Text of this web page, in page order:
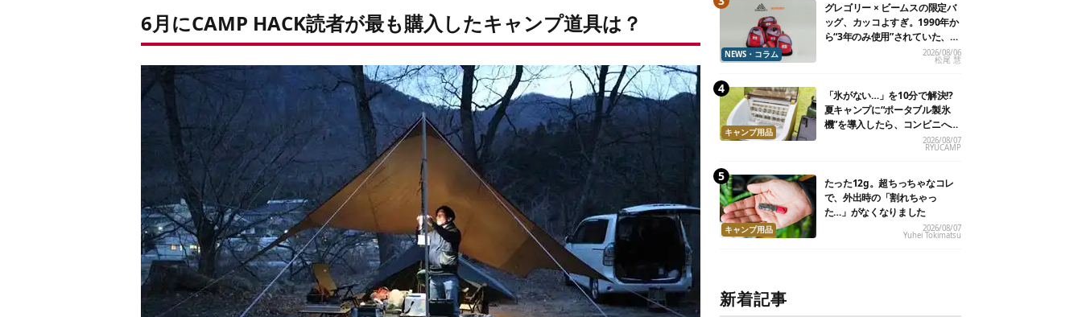
6月にCAMP HACK読者が最も購入したキャンプ道具は？
NEWS・コラム
グレゴリー × ビームスの限定バ
ッグ、カッコよすぎ。1990年か
ら“3年のみ使用”されていた、紫
2026/08/06
松尾 慧
キャンプ用品
「氷がない…」を10分で解決!?
夏キャンプに“ポータブル製氷
機”を導入したら、コンビニへ走
2026/08/07
RYUCAMP
キャンプ用品
たった12g。超ちっちゃなコレ
で、外出時の「割れちゃっ
た…」がなくなりました
2026/08/07
Yuhei Tokimatsu
新着記事